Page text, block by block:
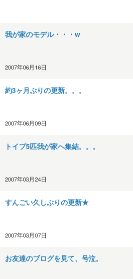
我が家のモデル・・・w
2007年06月16日
約3ヶ月ぶりの更新。。。
2007年06月09日
トイプ5匹我が家へ集結。。。
2007年03月24日
すんごい久しぶりの更新★
2007年03月07日
お友達のブログを見て、号泣。